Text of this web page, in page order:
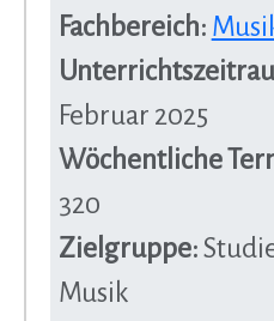
Fachbereich:
Februar 2025
Wöchentliche
320
Zielgruppe:
Musik